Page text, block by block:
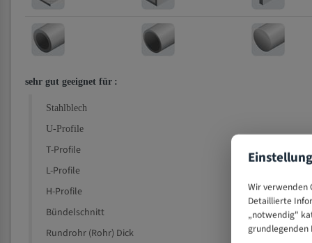
sehr gut geeignet für :
Stahlblech
U-Profile
T-Profile
L-Profile
H-Profile
Bündelschnitt
Rundrohr (Rohr) Dick
Wir verwenden
Detaillierte
„notwendig"
grundlegenden